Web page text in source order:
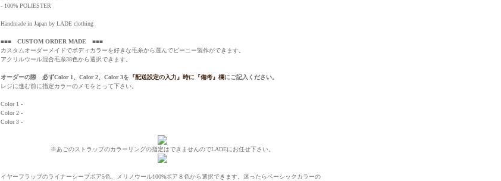
- 100% POLIESTER
Handmade in Japan by LADE clothing
■■■ CUSTOM ORDER MADE ■■■
カスタムオーダーメイドでボディカラーを好きな毛糸から選んでビーニー製作ができます。
アクリルウール混合毛糸38色から選択できます。
オーダーの際 必ずColor 1、Color 2、Color 3を 『配送設定の入力』時に『備考』欄にご記入ください。
レジに進む前に指定カラーのメモをとって下さい。
Color 1 -
Color 2 -
Color 3 -
※あごのストラップのカラーリングの指定はできませんのでLADEにお任せ下さい。
イヤーフラップのライナーシープボア5色、メリノウール100%ボア８色から選択できます。迷ったらベーシックカラーの